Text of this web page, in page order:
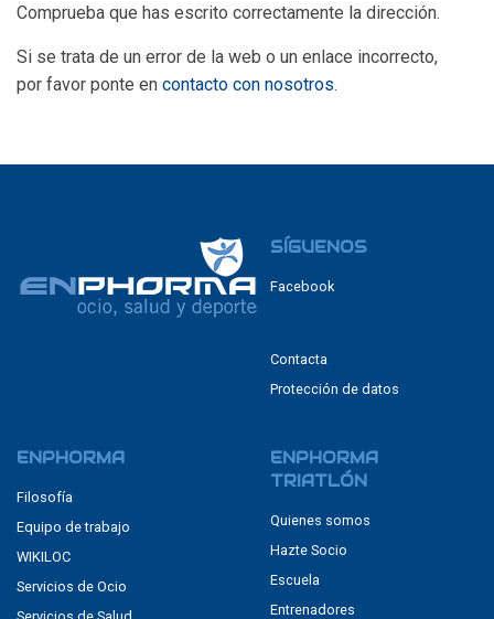
Comprueba que has escrito correctamente la dirección.
Si se trata de un error de la web o un enlace incorrecto,
por favor ponte en contacto con nosotros.
SÍGUENOS
Facebook
Contacta
Protección de datos
ENPHORMA
Filosofía
Equipo de trabajo
WIKILOC
Servicios de Ocio
ENPHORMA
TRIATLÓN
Quienes somos
Hazte Socio
Escuela
Entrenadores